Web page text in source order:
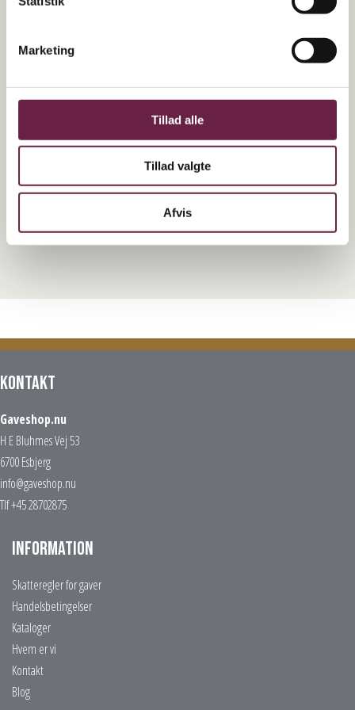
Marketing
Tillad alle
Tillad valgte
Afvis
aluminium giver dig utrolig holdbart kogegrej med jævn
Sautergryde kan modstå det meste – metalredskaber, høje
kompromis med kontrol og finesse. Du steger sprødt, og maden
glider af – selv når menuen står på æg, fisk eller pandekager.
Gaven indeholder:
Eva Trio sautergryde Mosaic keramisk Slip-let belægning 24 cm
Vejl. pris kr. 1000,-
Kontakt
Gaveshop.nu
H E Bluhmes Vej 53
6700 Esbjerg
info@gaveshop.nu
Tlf +45 28702875
Information
Skatteregler for gaver
Handelsbetingelser
Kataloger
Hvem er vi
Kontakt
Blog